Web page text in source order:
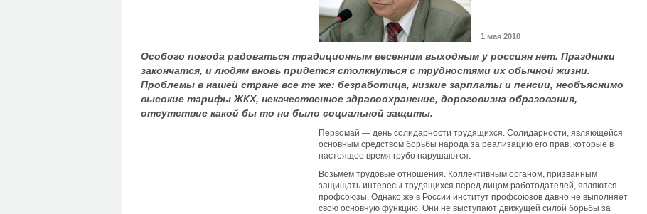
1 мая 2010
Особого повода радоваться традиционным весенним выходным у россиян нет. Праздники
закончатся, и людям вновь придется столкнуться с трудностями их обычной жизни.
Проблемы в нашей стране все те же: безработица, низкие зарплаты и пенсии, необъяснимо
высокие тарифы ЖКХ, некачественное здравоохранение, дороговизна образования,
отсутствие какой бы то ни было социальной защиты.
Первомай — день солидарности трудящихся. Солидарности, являющейся
основным средством борьбы народа за реализацию его прав, которые в
настоящее время грубо нарушаются.
Возьмем трудовые отношения. Коллективным органом, призванным
защищать интересы трудящихся перед лицом работодателей, являются
профсоюзы. Однако же в России институт профсоюзов давно не выполняет
свою основную функцию. Они не выступают движущей силой борьбы за